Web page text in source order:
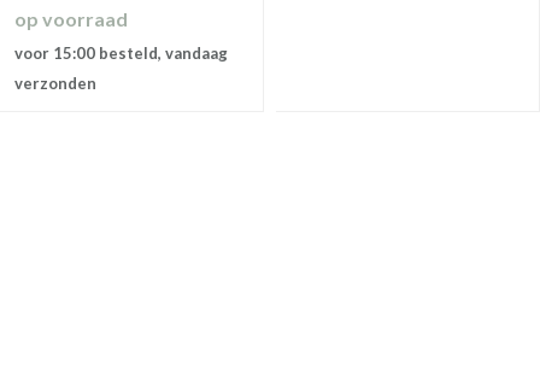
op voorraad
voor 15:00 besteld, vandaag
verzonden